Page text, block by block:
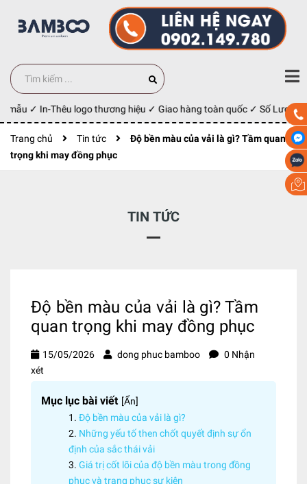
✓ In-Thêu logo thương hiệu ✓ Giao hàng toàn quốc ✓ Số Lượng
Trang chủ Tin tức
Độ bền màu của vải là gì? Tầm quan
trọng khi may đồng phục
TIN TỨC
Độ bền màu của vải là gì? Tầm
quan trọng khi may đồng phục
15/05/2026 dong phuc bamboo
0 Nhận
xét
Mục lục bài viết [Ẩn]
Độ bền màu của vải là gì?
Những yếu tố then chốt quyết định sự ổn
định của sắc thái vải
Giá trị cốt lõi của độ bền màu trong đồng
phục và trang phục sự kiện